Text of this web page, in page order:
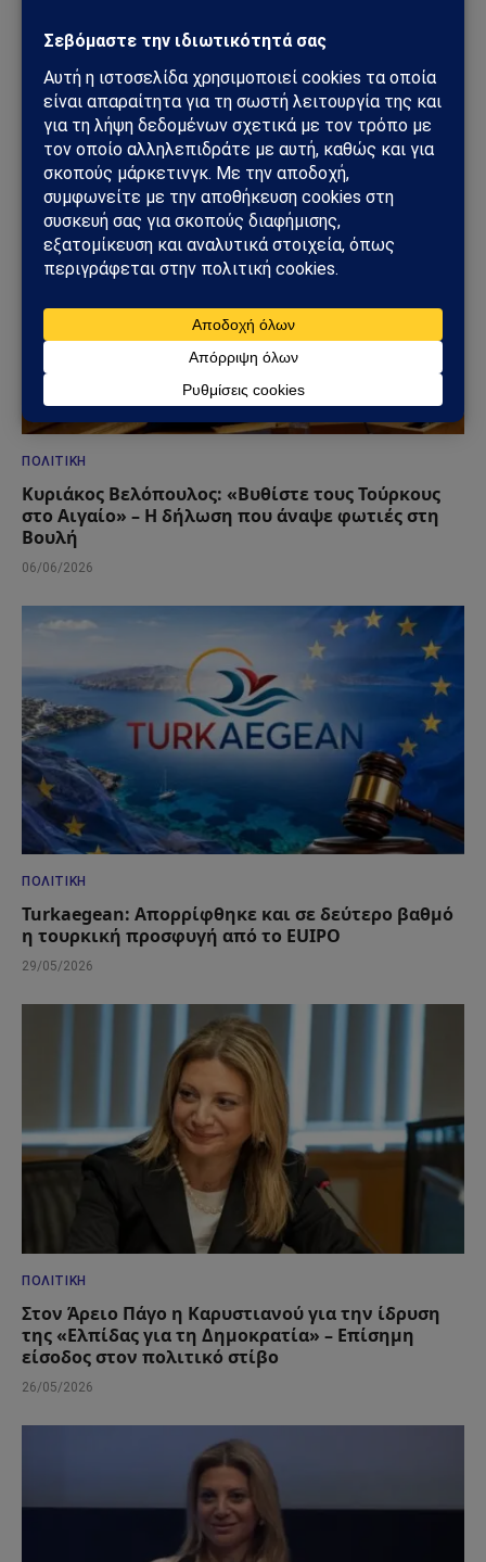
ΚΌΣΜΟΣ
Μπλόκο της Γερουσίας στις πολεμικές εξουσίες
Τραμπ για το Ιράν – Ρήγμα στο εσωτερικό των
ΗΠΑ
23/06/2026
ΠΟΛΙΤΙΚΉ
Κυριάκος Βελόπουλος: «Βυθίστε τους Τούρκους
στο Αιγαίο» – Η δήλωση που άναψε φωτιές στη
Βουλή
06/06/2026
ΠΟΛΙΤΙΚΉ
Turkaegean: Απορρίφθηκε και σε δεύτερο βαθμό
η τουρκική προσφυγή από το EUIPO
29/05/2026
ΠΟΛΙΤΙΚΉ
Στον Άρειο Πάγο η Καρυστιανού για την ίδρυση
της «Ελπίδας για τη Δημοκρατία» – Επίσημη
είσοδος στον πολιτικό στίβο
26/05/2026